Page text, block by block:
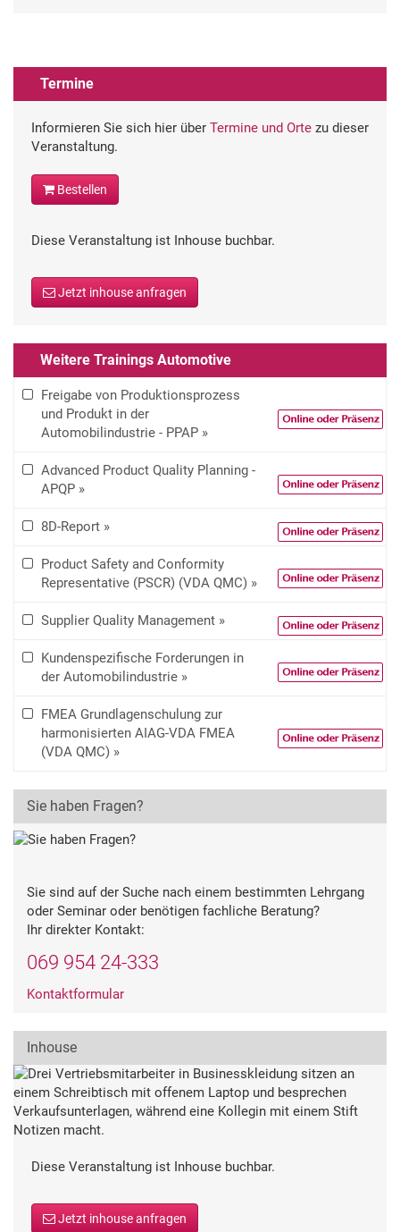
Termine
Informieren Sie sich hier über Termine und Orte zu dieser
Veranstaltung.
Bestellen
Diese Veranstaltung ist Inhouse buchbar.
Jetzt inhouse anfragen
Weitere Trainings Automotive
Freigabe von Produktionsprozess
und Produkt in der
Automobilindustrie - PPAP »
Advanced Product Quality Planning -
APQP »
8D-Report »
Product Safety and Conformity
Representative (PSCR) (VDA QMC) »
Supplier Quality Management »
Kundenspezifische Forderungen in
der Automobilindustrie »
FMEA Grundlagenschulung zur
harmonisierten AIAG-VDA FMEA
(VDA QMC) »
Sie haben Fragen?
Sie sind auf der Suche nach einem bestimmten Lehrgang
oder Seminar oder benötigen fachliche Beratung?
Ihr direkter Kontakt:
069 954 24-333
Kontaktformular
Inhouse
Diese Veranstaltung ist Inhouse buchbar.
Jetzt inhouse anfragen